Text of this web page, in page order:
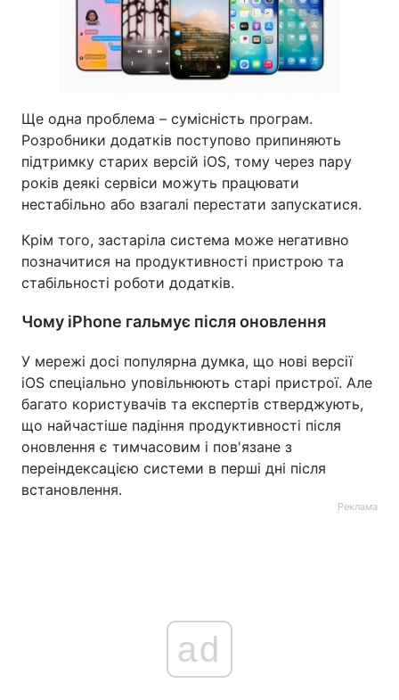
Ще одна проблема – сумісність програм.
Розробники додатків поступово припиняють
підтримку старих версій iOS, тому через пару
років деякі сервіси можуть працювати
нестабільно або взагалі перестати запускатися.
Крім того, застаріла система може негативно
позначитися на продуктивності пристрою та
стабільності роботи додатків.
Чому iPhone гальмує після оновлення
У мережі досі популярна думка, що нові версії
iOS спеціально уповільнюють старі пристрої. Але
багато користувачів та експертів стверджують,
що найчастіше падіння продуктивності після
оновлення є тимчасовим і пов'язане з
переіндексацією системи в перші дні після
встановлення.
Реклама
ad